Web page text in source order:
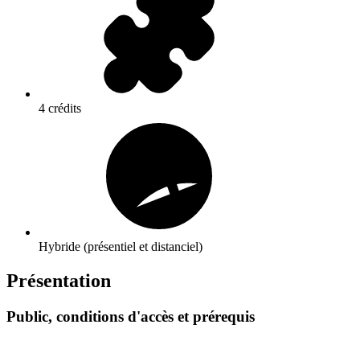
4 crédits
Hybride (présentiel et distanciel)
Présentation
Public, conditions d'accès et prérequis